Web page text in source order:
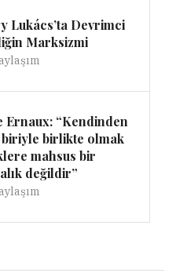
Lukács’ta Devrimci
Marksizmi
Ernaux: “Kendinden
birlikte olmak
mahsus bir
değildir”